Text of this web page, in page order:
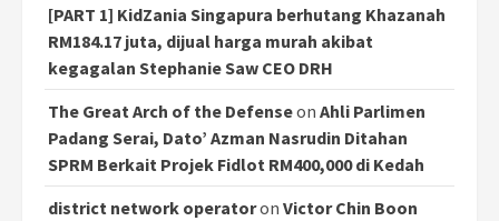
[PART 1] KidZania Singapura berhutang Khazanah
RM184.17 juta, dijual harga murah akibat
kegagalan Stephanie Saw CEO DRH
The Great Arch of the Defenseon Ahli Parlimen
Padang Serai, Dato’ Azman Nasrudin Ditahan
SPRM Berkait Projek Fidlot RM400,000 di Kedah
district network operatoron Victor Chin Boon